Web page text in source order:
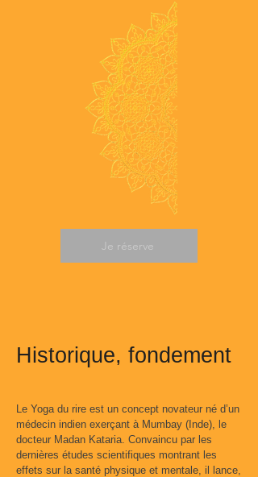
Je réserve
Historique, fondement
Le Yoga du rire est un concept novateur né d’un
médecin indien exerçant à Mumbay (Inde), le
docteur Madan Kataria. Convaincu par les
dernières études scientifiques montrant les
effets sur la santé physique et mentale, il lance,